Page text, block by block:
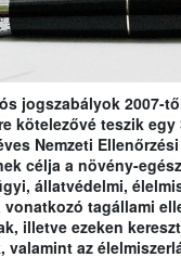
jogszabályok 2007-
kötelezővé teszik egy
Nemzeti Ellenőrzési
célja a növény-
állatvédelmi,
vonatkozó tagállami
illetve ezeken
valamint az